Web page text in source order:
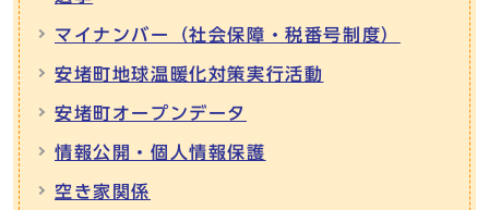
マイナンバー（社会保障・税番号制度）
安堵町地球温暖化対策実行活動
安堵町オープンデータ
情報公開・個人情報保護
空き家関係